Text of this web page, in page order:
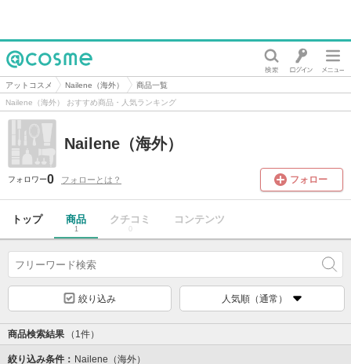
@cosme
アットコスメ Nailene（海外）
商品一覧
Nailene（海外） おすすめ商品・人気ランキング
Nailene（海外）
フォロワー0 フォローとは？ フォロー
トップ 商品
1
クチコミ
0
コンテンツ
絞り込み 人気順（通常）
商品検索結果 （1件）
絞り込み条件： Nailene（海外）